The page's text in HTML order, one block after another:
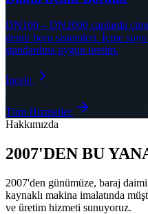
DN100 – DN2000 çaplarda
demir boru sistemleri. İçme
standardına uygun üretim.
İncele
Tüm Hizmetler
Hakkımızda
2007'DEN BU
2007'den günümüze, baraj
kaynaklı makina imalatında
ve üretim hizmeti sunuyoruz.